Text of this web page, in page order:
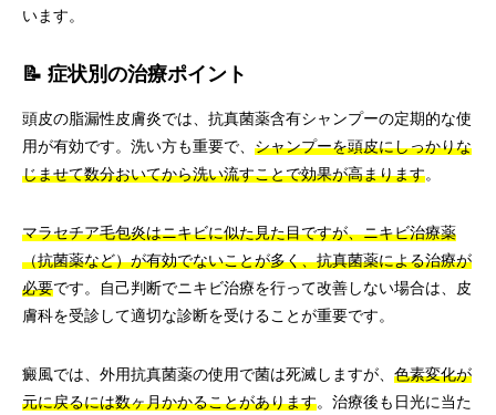
います。
📝 症状別の治療ポイント
頭皮の脂漏性皮膚炎では、抗真菌薬含有シャンプーの定期的な使
用が有効です。洗い方も重要で、 シャンプーを頭皮にしっかりな
じませて数分おいてから洗い流すことで効果が高まります。
マラセチア毛包炎はニキビに似た見た目ですが、ニキビ治療薬
（抗菌薬など）が有効でないことが多く、抗真菌薬による治療が
必要です。自己判断でニキビ治療を行って改善しない場合は、皮
膚科を受診して適切な診断を受けることが重要です。
癜風では、外用抗真菌薬の使用で菌は死滅しますが、 色素変化が
元に戻るには数ヶ月かかることがあります。治療後も日光に当た